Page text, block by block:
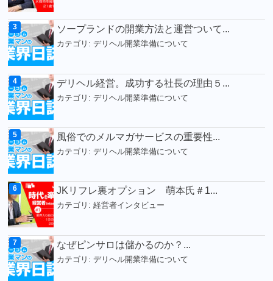
ソープランドの開業方法と運営ついて...
カテゴリ:デリヘル開業準備について
デリヘル経営。成功する社長の理由５...
カテゴリ:デリヘル開業準備について
風俗でのメルマガサービスの重要性...
カテゴリ:デリヘル開業準備について
JKリフレ裏オプション 萌本氏＃1...
カテゴリ:経営者インタビュー
なぜピンサロは儲かるのか？...
カテゴリ:デリヘル開業準備について